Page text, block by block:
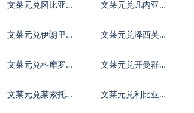
文莱元兑冈比亚达
文莱元兑几内亚法
文莱元兑伊朗里亚
文莱元兑泽西英镑
文莱元兑科摩罗法
文莱元兑开曼群岛
文莱元兑莱索托洛
文莱元兑利比亚第